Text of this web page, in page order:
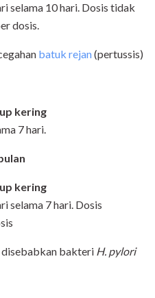
selama 10 hari. Dosis tidak
dosis.
batuk rejan(pertussis)
kering
7 hari.
kering
selama 7 hari. Dosis
disebabkan bakteri H. pylori